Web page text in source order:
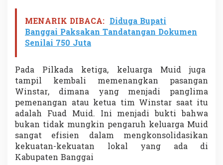
MENARIK DIBACA: Diduga Bupati
Banggai Paksakan Tandatangan Dokumen
Senilai 750 Juta
Pada Pilkada ketiga, keluarga Muid juga
tampil kembali memenangkan pasangan
Winstar, dimana yang menjadi panglima
pemenangan atau ketua tim Winstar saat itu
adalah Fuad Muid. Ini menjadi bukti bahwa
bukan tidak mungkin pengaruh keluarga Muid
sangat efisien dalam mengkonsolidasikan
kekuatan-kekuatan lokal yang ada di
Kabupaten Banggai